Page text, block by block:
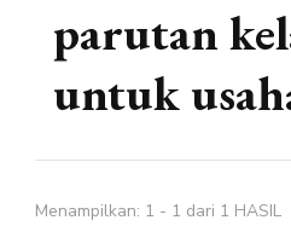
parutan
untuk
Menampilkan: 1 - 1 dari 1 HASIL